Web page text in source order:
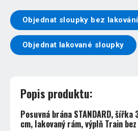
Objednat sloupky bez lakování
Objednat lakované sloupky
Popis produktu:
Posuvná brána STANDARD, šířka
cm, lakovaný rám, výplň Train